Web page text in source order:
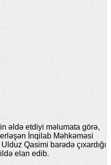
əldə etdiyi məlumata görə,
İnqilab Məhkəməsi
Qasimi barədə çıxardığı
elan edib.